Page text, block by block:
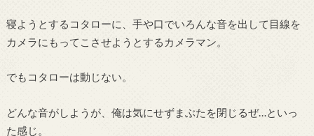
寝ようとするコタローに、手や口でいろんな音を出して目線を
カメラにもってこさせようとするカメラマン。
でもコタローは動じない。
どんな音がしようが、俺は気にせずまぶたを閉じるぜ…といっ
た感じ。